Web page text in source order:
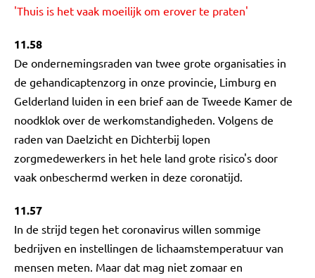
'Thuis is het vaak moeilijk om erover te praten'
11.58
De ondernemingsraden van twee grote organisaties in
de gehandicaptenzorg in onze provincie, Limburg en
Gelderland luiden in een brief aan de Tweede Kamer de
noodklok over de werkomstandigheden. Volgens de
raden van Daelzicht en Dichterbij lopen
zorgmedewerkers in het hele land grote risico's door
vaak onbeschermd werken in deze coronatijd.
11.57
In de strijd tegen het coronavirus willen sommige
bedrijven en instellingen de lichaamstemperatuur van
mensen meten. Maar dat mag niet zomaar en